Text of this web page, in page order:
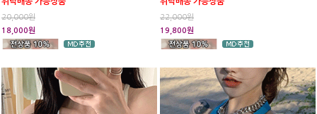
20,000원
18,000원
22,000원
19,800원